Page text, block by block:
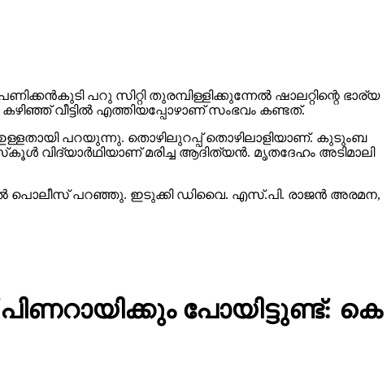
പറു സിറ്റി തുരമ്പിള്ളിക്കുന്നേല്‍ ഷാലറ്റിന്റെ ഭാര്യ
വീട്ടില്‍ എത്തിയപ്പോഴാണ് സംഭവം കണ്ടത്.
ഉള്ളതായി പറയുന്നു. തൊഴിലുറപ്പ് തൊഴിലാളിയാണ്. കുടുംബ
മരിച്ച ആദിത്യന്‍. മൃതദേഹം അടിമാലി
പൊലീസ് പറഞ്ഞു. ഇടുക്കി ഡിവൈ. എസ്.പി. രാജന്‍ അരമന,
പോയിട്ടുണ്ട്: കെ